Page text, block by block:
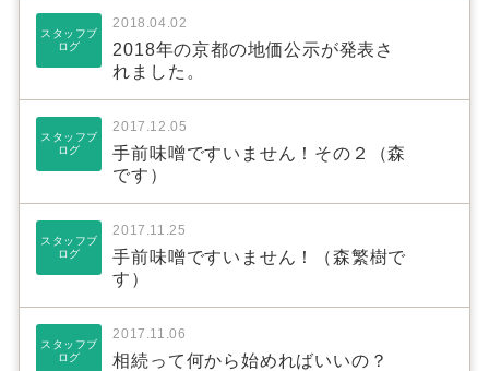
スタッフブ
ログ
2018.04.02
2018年の京都の地価公示が発表さ
れました。
スタッフブ
ログ
2017.12.05
手前味噌ですいません！その２（森
です）
スタッフブ
ログ
2017.11.25
手前味噌ですいません！（森繁樹で
す）
スタッフブ
ログ
2017.11.06
相続って何から始めればいいの？